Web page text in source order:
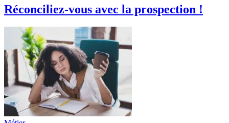
Réconciliez-vous avec la prospection !